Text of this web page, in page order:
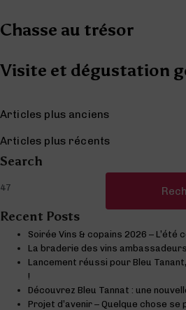
Chasse au trésor
Visite et dégustation
Navigation des articles
Articles plus anciens
Articles plus récents
Search
Rechercher :
Recent Posts
Soirée Vins & copains 2026 – L’été
La braderie des vins
Lancement réussi pour Bleu
!
Découvrez Bleu Tannat : une
Projet d’avenir – Quelque chose se